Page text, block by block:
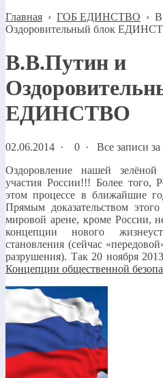
Главная › ГОБ ЕДИНСТВО ›
Оздоровительный блок
В.В.Путин и
ЕДИНСТВО
02.06.2014 · 0 · Все записи за
Оздоровление нашей
участия России!!! Более того,
этом процессе в ближайшие
Прямым доказательством
мировой арене, кроме России,
концепции нового
становления (сейчас
разрушения). Так 20 ноября
Концепции общественной